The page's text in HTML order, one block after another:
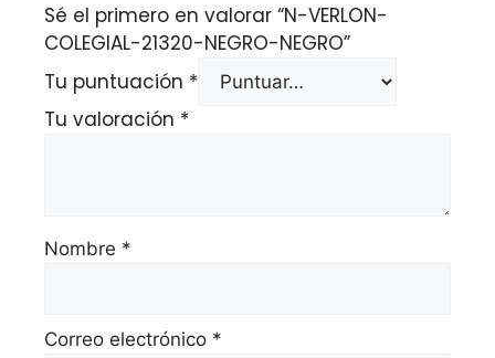
Sé el primero en valorar “N-VERLON-
COLEGIAL-21320-NEGRO-NEGRO”
Tu puntuación *
Tu valoración *
Nombre *
Correo electrónico *